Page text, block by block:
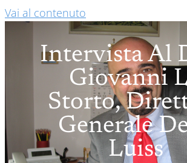
Vai al contenuto
Intervista Al
Giovanni
Storto,
Generale
Luiss